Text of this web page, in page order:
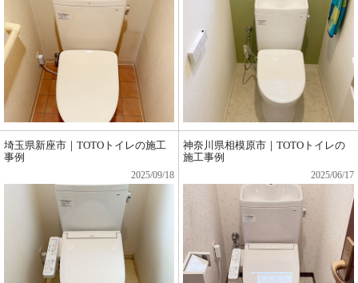
埼玉県新座市｜TOTOトイレの施工
事例
2025/09/18
神奈川県相模原市｜TOTOトイレの
施工事例
2025/06/17